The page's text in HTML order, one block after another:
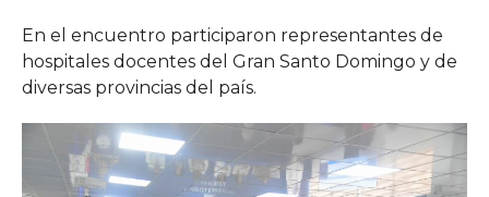
En el encuentro participaron representantes de
hospitales docentes del Gran Santo Domingo y de
diversas provincias del país.